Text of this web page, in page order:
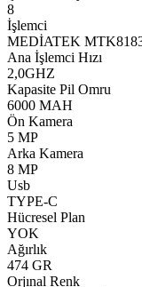
8
İşlemci
MEDİATEK
Ana İşlemci Hızı
2,0GHZ
Kapasite Pil Omru
6000 MAH
Ön Kamera
5 MP
Arka Kamera
8 MP
Usb
TYPE-C
Hücresel Plan
YOK
Ağırlık
474 GR
Orjınal Renk